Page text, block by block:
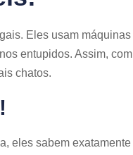
Eles usam
entupidos. Assim,
chatos.
eles sabem